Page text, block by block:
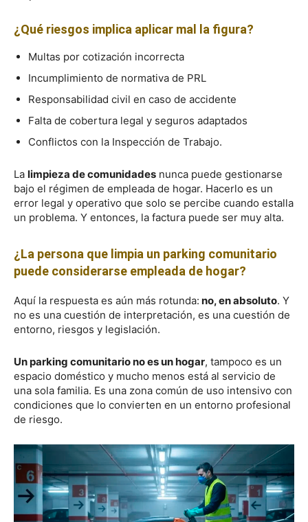
¿Qué riesgos implica aplicar mal la figura?
Multas por cotización incorrecta
Incumplimiento de normativa de PRL
Responsabilidad civil en caso de accidente
Falta de cobertura legal y seguros adaptados
Conflictos con la Inspección de Trabajo.
La limpieza de comunidades nunca puede gestionarse
bajo el régimen de empleada de hogar. Hacerlo es un
error legal y operativo que solo se percibe cuando estalla
un problema. Y entonces, la factura puede ser muy alta.
¿La persona que limpia un parking comunitario
puede considerarse empleada de hogar?
Aquí la respuesta es aún más rotunda: no, en absoluto. Y
no es una cuestión de interpretación, es una cuestión de
entorno, riesgos y legislación.
Un parking comunitario no es un hogar, tampoco es un
espacio doméstico y mucho menos está al servicio de
una sola familia. Es una zona común de uso intensivo con
condiciones que lo convierten en un entorno profesional
de riesgo.